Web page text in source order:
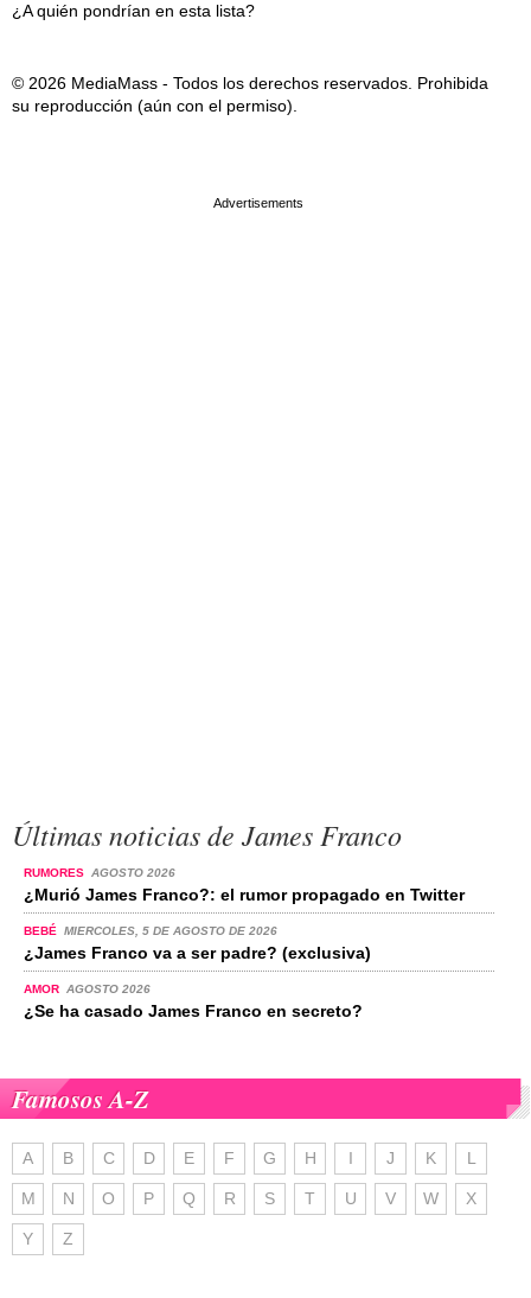
¿A quién pondrían en esta lista?
© 2026 MediaMass - Todos los derechos reservados. Prohibida
su reproducción (aún con el permiso).
Últimas noticias de James Franco
RUMORES AGOSTO 2026
¿Murió James Franco?: el rumor propagado en Twitter
BEBÉ MIERCOLES, 5 DE AGOSTO DE 2026
¿James Franco va a ser padre? (exclusiva)
AMOR AGOSTO 2026
¿Se ha casado James Franco en secreto?
Famosos A-Z
A B C D E F G H I J K L
M N O P Q R S T U V W X
Y Z